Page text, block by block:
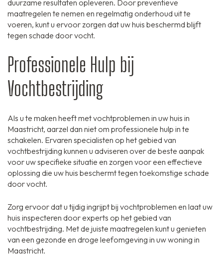
duurzame resultaten opleveren. Door preventieve
maatregelen te nemen en regelmatig onderhoud uit te
voeren, kunt u ervoor zorgen dat uw huis beschermd blijft
tegen schade door vocht.
Professionele Hulp bij
Vochtbestrijding
Als u te maken heeft met vochtproblemen in uw huis in
Maastricht, aarzel dan niet om professionele hulp in te
schakelen. Ervaren specialisten op het gebied van
vochtbestrijding kunnen u adviseren over de beste aanpak
voor uw specifieke situatie en zorgen voor een effectieve
oplossing die uw huis beschermt tegen toekomstige schade
door vocht.
Zorg ervoor dat u tijdig ingrijpt bij vochtproblemen en laat uw
huis inspecteren door experts op het gebied van
vochtbestrijding. Met de juiste maatregelen kunt u genieten
van een gezonde en droge leefomgeving in uw woning in
Maastricht.